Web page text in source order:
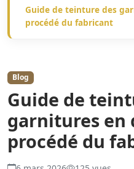
Guide de teinture des
procédé du fabricant
Blog
Guide de
garnitures en
procédé du